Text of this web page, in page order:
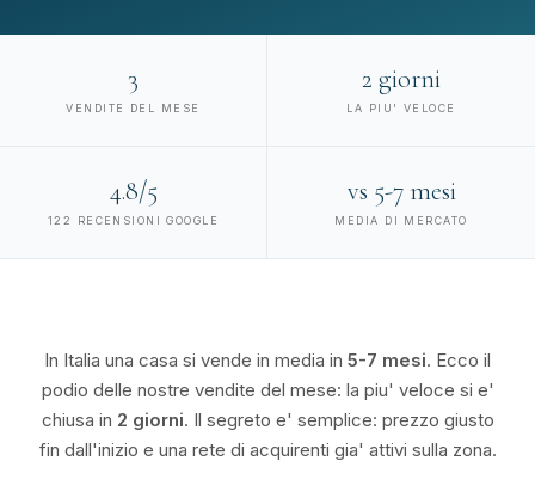
3
VENDITE DEL MESE
2 giorni
LA PIU' VELOCE
4.8/5
122 RECENSIONI GOOGLE
vs 5-7 mesi
MEDIA DI MERCATO
In Italia una casa si vende in media in 5-7 mesi. Ecco il
podio delle nostre vendite del mese: la piu' veloce si e'
chiusa in 2 giorni. Il segreto e' semplice: prezzo giusto
fin dall'inizio e una rete di acquirenti gia' attivi sulla zona.